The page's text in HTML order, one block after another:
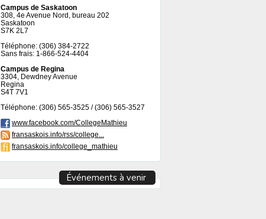
Campus de Saskatoon
308, 4e Avenue Nord, bureau 202
Saskatoon
S7K 2L7
Téléphone: (306) 384-2722
Sans frais: 1-866-524-4404
Campus de Regina
3304, Dewdney Avenue
Regina
S4T 7V1
Téléphone: (306) 565-3525 / (306) 565-3527
www.facebook.com/CollegeMathieu
fransaskois.info/rss/college...
fransaskois.info/college_mathieu
Événements à venir